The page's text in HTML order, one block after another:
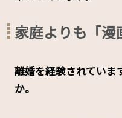
家庭よりも「漫
――離婚を経験されてい
か。